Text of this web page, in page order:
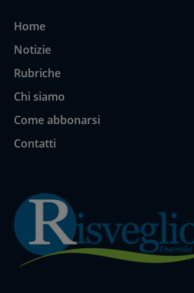
Home
Notizie
Rubriche
Chi siamo
Come abbonarsi
Contatti